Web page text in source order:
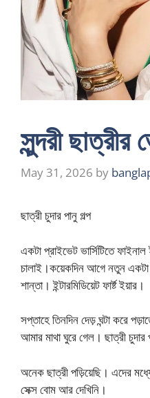
সুন্দরী
May 31, 2026 by
ছাত্রী চুদার পানু গল্প
একটা প্রাইভেট ভার্সিটিতে
চালাই।কয়েকদিন আগে নতুন একটা
শান্তা। ইন্টারমিডিয়েট ফার্ষ্ট ইয়ার।
সপ্তাহে তিনদিন দেড় ঘন্টা করে
আমার মাথা ঘুরে গেল। ছাত্রী চুদার
অনেক ছাত্রী পড়িয়েছি। এদের
সেক্স বোম আর দেখিনি।